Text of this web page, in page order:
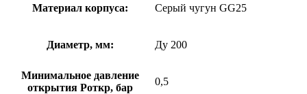
Материал корпуса: Серый чугун GG25
Диаметр, мм: Ду 200
Минимальное давление
открытия Роткр, бар
0,5